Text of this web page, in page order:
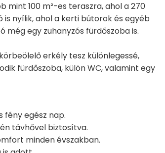
100 m²-es teraszra, ahol a 270
nyílik, ahol a kerti bútorok és egyéb
még egy zuhanyzós fürdőszoba is.
erkély tesz különlegessé,
fürdőszoba, külön WC, valamint egy
fény egész nap.
távhővel biztosítva.
minden évszakban.